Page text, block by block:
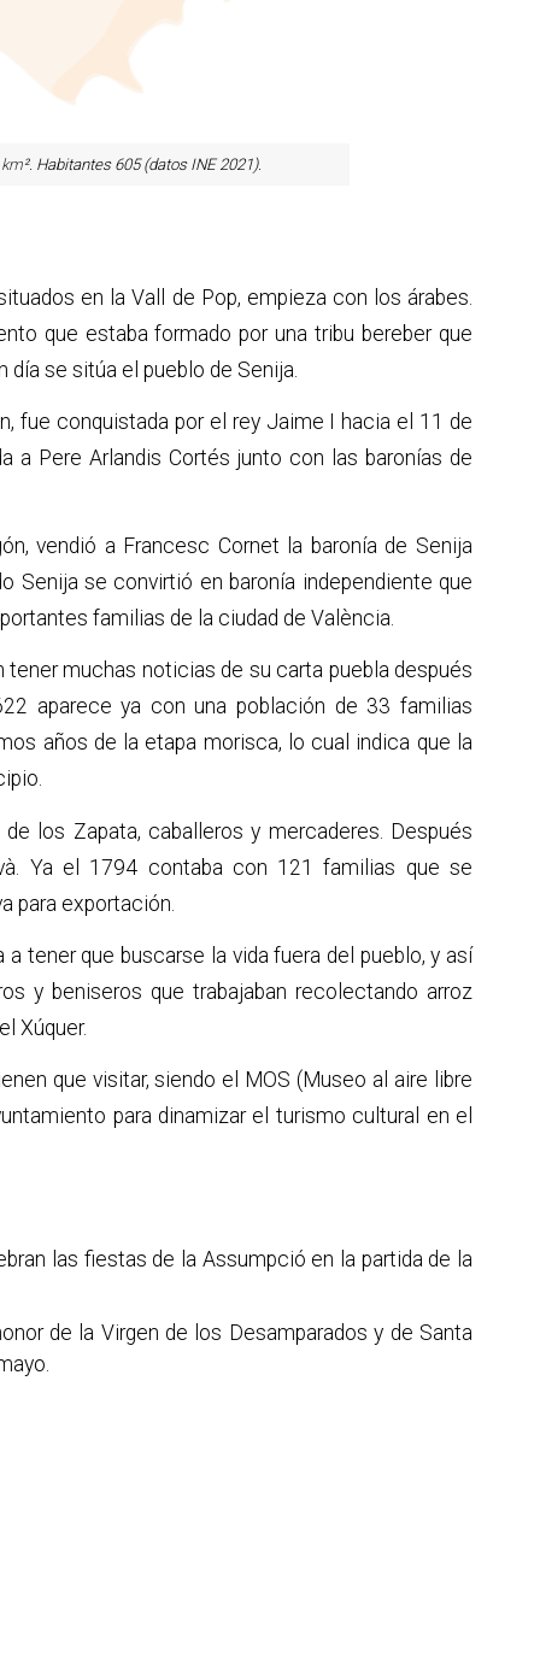
². Habitantes 605 (datos INE 2021).
en la Vall de Pop, empieza con los árabes.
que estaba formado por una tribu bereber que
día se sitúa el pueblo de Senija.
fue conquistada por el rey Jaime I hacia el 11 de
a Pere Arlandis Cortés junto con las baronías de
vendió a Francesc Cornet la baronía de Senija
Senija se convirtió en baronía independiente que
familias de la ciudad de València.
muchas noticias de su carta puebla después
aparece ya con una población de 33 familias
años de la etapa morisca, lo cual indica que la
los Zapata, caballeros y mercaderes. Después
Ya el 1794 contaba con 121 familias que se
para exportación.
tener que buscarse la vida fuera del pueblo, y así
y beniseros que trabajaban recolectando arroz
Xúquer.
que visitar, siendo el MOS (Museo al aire libre
para dinamizar el turismo cultural en el
las fiestas de la Assumpció en la partida de la
de la Virgen de los Desamparados y de Santa